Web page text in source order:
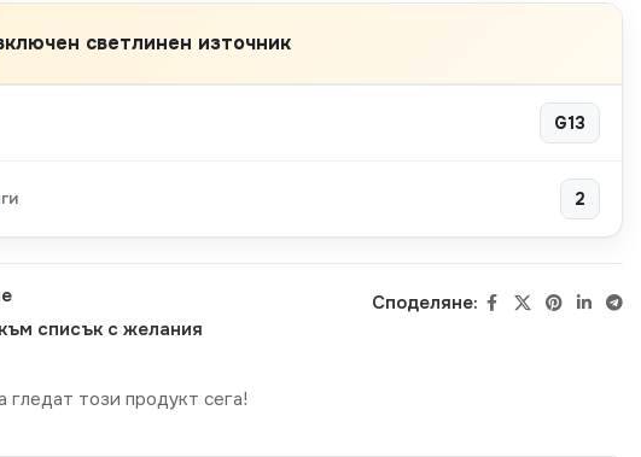
светлинен източник
G13
2
списък с желания
Споделяне:
гледат този продукт сега!